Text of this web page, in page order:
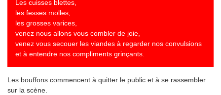
Les cuisses blettes,
les fesses molles,
les grosses varices,
venez nous allons vous combler de joie,
venez vous secouer les viandes à regarder nos convulsions
et à entendre nos compliments grinçants.
Les bouffons commencent à quitter le public et à se rassembler
sur la scène.